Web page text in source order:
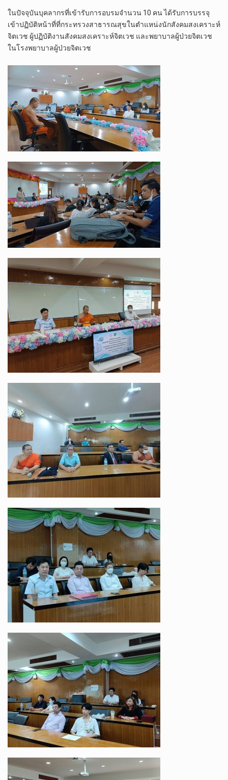
ในปัจจุบันบุคลากรที่เข้ารับการอบรมจำนวน 10 คน ได้รับการบรรจุ
เข้าปฏิบัติหน้าที่ที่กระทรวงสาธารณสุขในตำแหน่งนักสังคมสงเคราะห์
จิตเวช ผู้ปฏิบัติงานสังคมสงเคราะห์จิตเวช และพยาบาลผู้ป่วยจิตเวช
ในโรงพยาบาลผู้ป่วยจิตเวช